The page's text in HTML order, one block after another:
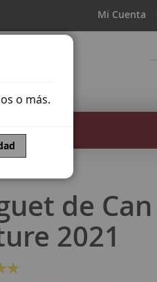
Mi Cuenta
de
2021
o más.